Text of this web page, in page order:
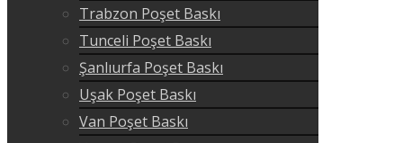
Trabzon Poşet Baskı
Tunceli Poşet Baskı
Şanlıurfa Poşet Baskı
Uşak Poşet Baskı
Van Poşet Baskı